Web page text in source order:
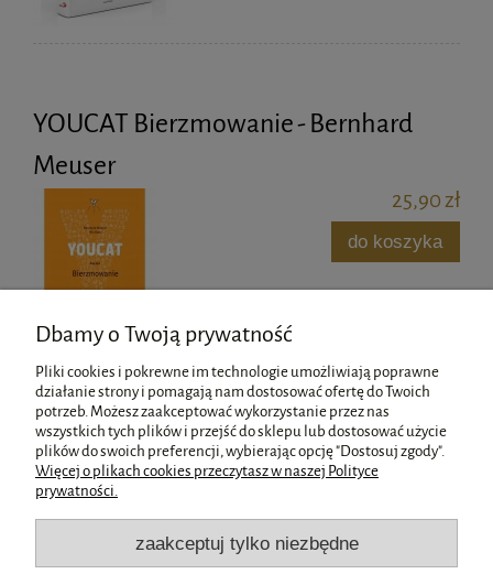
YOUCAT Bierzmowanie - Bernhard
Meuser
25,90 zł
do koszyka
Pomoc
Płatności i dostawa
Dbamy o Twoją prywatność
Pliki cookies i pokrewne im technologie umożliwiają poprawne
działanie strony i pomagają nam dostosować ofertę do Twoich
potrzeb. Możesz zaakceptować wykorzystanie przez nas
wszystkich tych plików i przejść do sklepu lub dostosować użycie
plików do swoich preferencji, wybierając opcję "Dostosuj zgody".
Więcej o plikach cookies przeczytasz w naszej Polityce
prywatności.
zaakceptuj tylko niezbędne